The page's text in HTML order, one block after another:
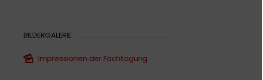
BILDERGALERIE
Impressionen der Fachtagung